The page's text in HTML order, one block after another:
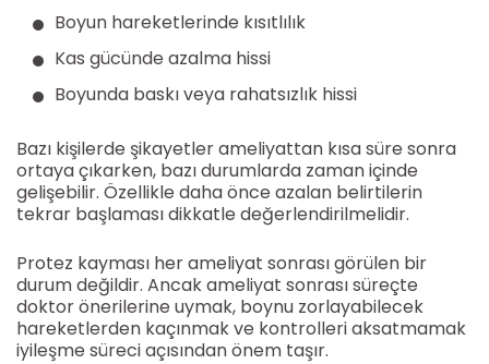
Boyun hareketlerinde kısıtlılık
Kas gücünde azalma hissi
Boyunda baskı veya rahatsızlık hissi
Bazı kişilerde şikayetler ameliyattan kısa süre sonra
ortaya çıkarken, bazı durumlarda zaman içinde
gelişebilir. Özellikle daha önce azalan belirtilerin
tekrar başlaması dikkatle değerlendirilmelidir.
Protez kayması her ameliyat sonrası görülen bir
durum değildir. Ancak ameliyat sonrası süreçte
doktor önerilerine uymak, boynu zorlayabilecek
hareketlerden kaçınmak ve kontrolleri aksatmamak
iyileşme süreci açısından önem taşır.